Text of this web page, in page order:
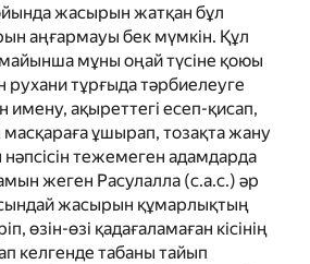
жасырын жатқан бұл
аңғармауы бек мүмкін. Құл
мұны оңай түсіне қоюы
рухани тұрғыда тәрбиелеуге
имену, ақыреттегі есеп-қисап,
ұшырап, тозақта жану
тежемеген адамдарда
жеген Расулалла (с.а.с.) әр
жасырын құмарлықтың
өзін-өзі қадағаламаған кісінің
келгенде табаны тайып